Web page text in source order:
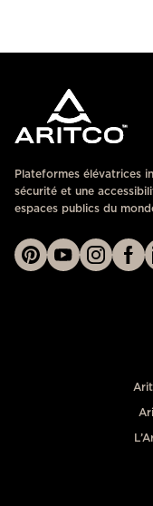
Plateformes élévatrices
sécurité et une
espaces publics du